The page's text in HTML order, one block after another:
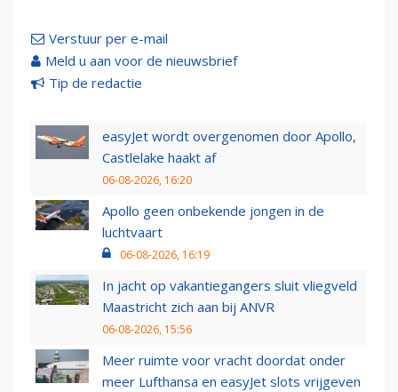
Verstuur per e-mail
Meld u aan voor de nieuwsbrief
Tip de redactie
easyJet wordt overgenomen door Apollo,
Castlelake haakt af
06-08-2026, 16:20
Apollo geen onbekende jongen in de
luchtvaart
06-08-2026, 16:19
In jacht op vakantiegangers sluit vliegveld
Maastricht zich aan bij ANVR
06-08-2026, 15:56
Meer ruimte voor vracht doordat onder
meer Lufthansa en easyJet slots vrijgeven